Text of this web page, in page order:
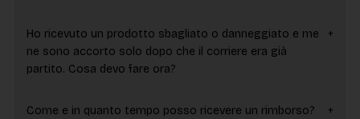
Ho ricevuto un prodotto sbagliato o danneggiato e me
ne sono accorto solo dopo che il corriere era già
partito. Cosa devo fare ora?
Come e in quanto tempo posso ricevere un rimborso?